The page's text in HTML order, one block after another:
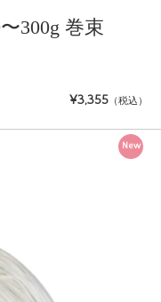
300g 巻束
¥3,355 （税込）
New